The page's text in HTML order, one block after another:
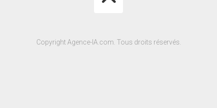
Copyright Agence-IA.com. Tous droits réservés.